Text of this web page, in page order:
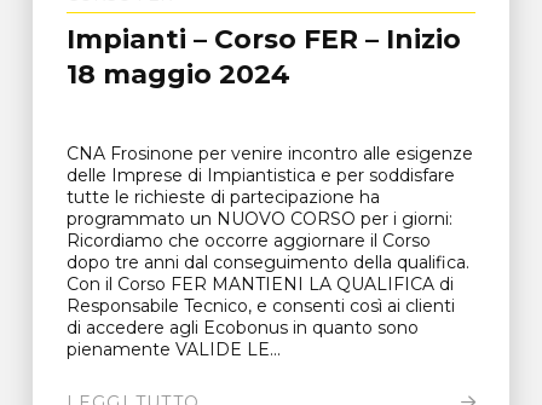
Impianti – Corso FER – Inizio
18 maggio 2024
CNA Frosinone per venire incontro alle esigenze
delle Imprese di Impiantistica e per soddisfare
tutte le richieste di partecipazione ha
programmato un NUOVO CORSO per i giorni:
Ricordiamo che occorre aggiornare il Corso
dopo tre anni dal conseguimento della qualifica.
Con il Corso FER MANTIENI LA QUALIFICA di
Responsabile Tecnico, e consenti così ai clienti
di accedere agli Ecobonus in quanto sono
pienamente VALIDE LE...